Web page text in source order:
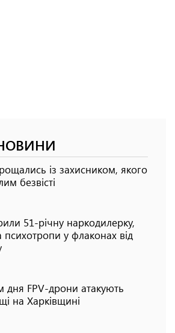
із захисником, якого
безвісті
51-річну наркодилерку,
психотропи у флаконах від
дня FPV-дрони атакують
на Харківщині